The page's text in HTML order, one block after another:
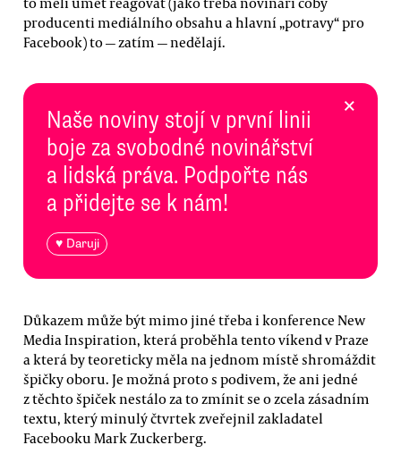
producenti mediálního obsahu a hlavní „potravy“ pro
Facebook) to — zatím — nedělají.
Naše noviny stojí v první linii
boje za svobodné novinářství
a lidská práva. Podpořte nás
a přidejte se k nám!
♥ Daruji
×
Důkazem může být mimo jiné třeba i konference New
Media Inspiration, která proběhla tento víkend v Praze
a která by teoreticky měla na jednom místě shromáždit
špičky oboru. Je možná proto s podivem, že ani jedné
z těchto špiček nestálo za to zmínit se o zcela zásadním
textu, který minulý čtvrtek zveřejnil zakladatel
Facebooku Mark Zuckerberg.